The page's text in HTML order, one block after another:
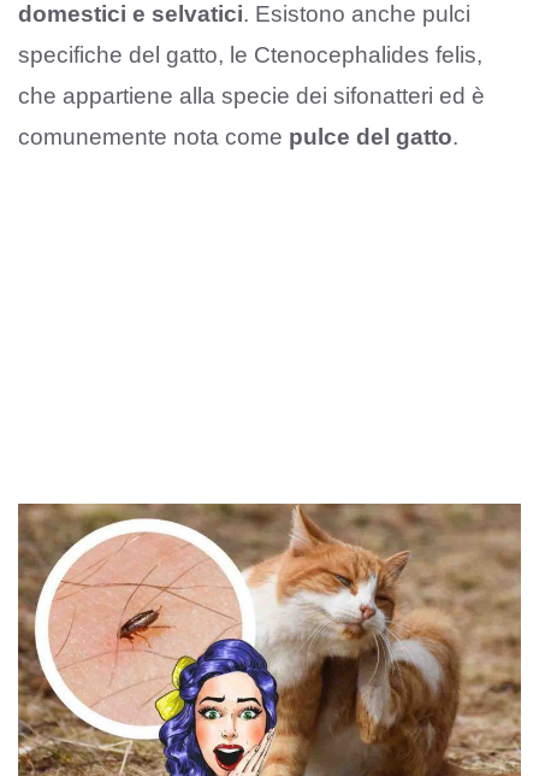
domestici e selvatici. Esistono anche pulci
specifiche del gatto, le Ctenocephalides felis,
che appartiene alla specie dei sifonatteri ed è
comunemente nota come pulce del gatto.